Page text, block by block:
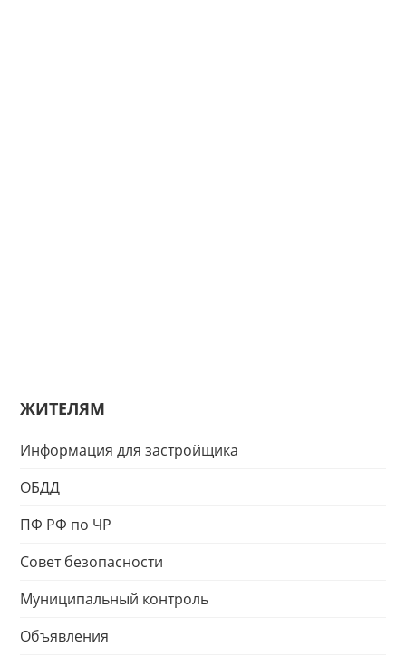
ЖИТЕЛЯМ
Информация для застройщика
ОБДД
ПФ РФ по ЧР
Совет безопасности
Муниципальный контроль
Объявления